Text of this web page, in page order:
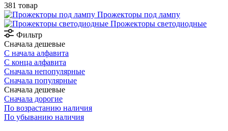
381 товар
Прожекторы под лампу
Прожекторы светодиодные
Фильтр
Сначала дешевые
С начала алфавита
С конца алфавита
Сначала непопулярные
Сначала популярные
Сначала дешевые
Сначала дорогие
По возрастанию наличия
По убыванию наличия